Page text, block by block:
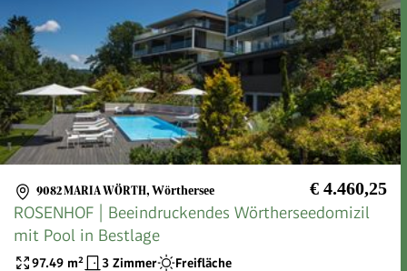
9082 MARIA WÖRTH, Wörthersee € 4.460,25
ROSENHOF | Beeindruckendes Wörtherseedomizil
mit Pool in Bestlage
97.49 m² 3 Zimmer Freifläche